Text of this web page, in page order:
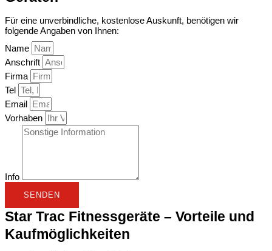
Für eine unverbindliche, kostenlose Auskunft, benötigen wir
folgende Angaben von Ihnen:
Name
Anschrift
Firma
Tel
Email
Vorhaben
Info
SENDEN
Star Trac Fitnessgeräte – Vorteile und
Kaufmöglichkeiten